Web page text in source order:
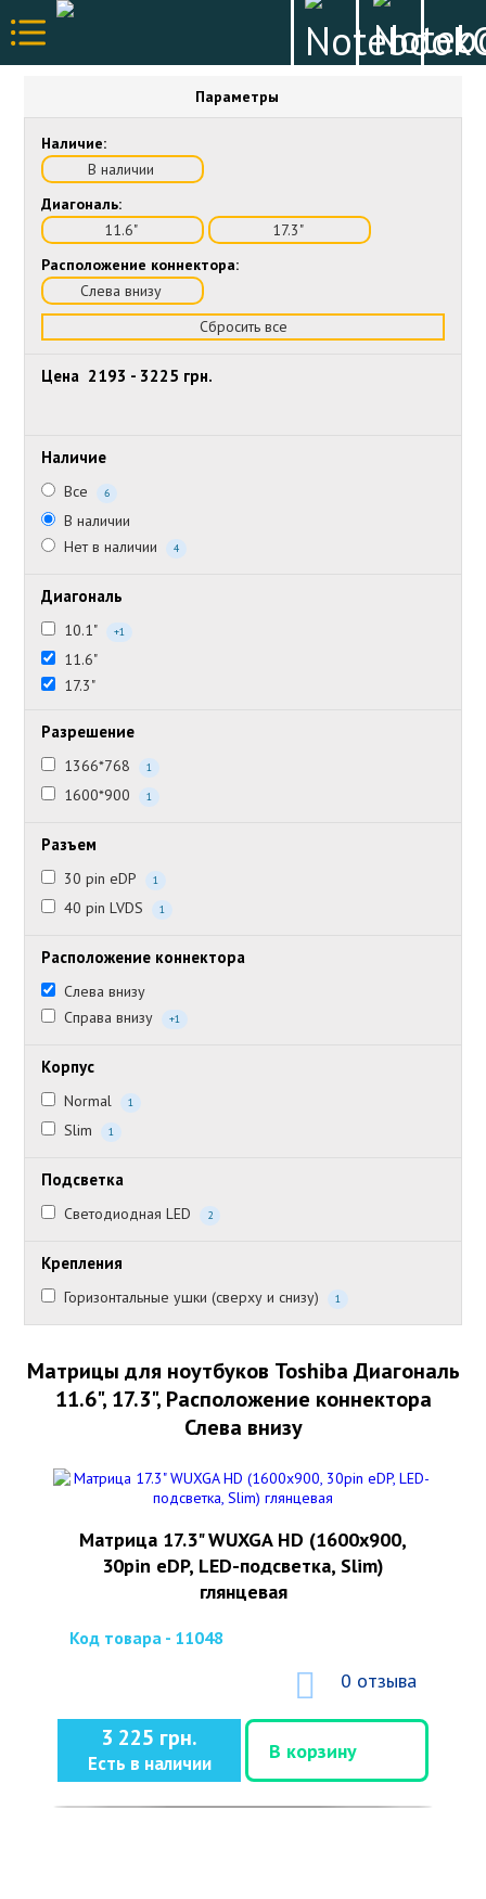
Параметры
Наличие:
В наличии
Диагональ:
11.6"
17.3"
Расположение коннектора:
Слева внизу
Сбросить все
Цена 2193 - 3225 грн.
Наличие
Все 6
В наличии
Нет в наличии
4
Диагональ
10.1" +1
11.6"
17.3"
Разрешение
1366*768 1
1600*900 1
Разъем
30 pin eDP 1
40 pin LVDS 1
Расположение коннектора
Слева внизу
Справа внизу
+1
Корпус
Normal 1
Slim 1
Подсветка
Светодиодная LED 2
Крепления
Горизонтальные ушки (сверху и снизу) 1
Матрицы для ноутбуков Toshiba Диагональ
11.6", 17.3", Расположение коннектора
Слева внизу
Матрица 17.3" WUXGA HD (1600x900,
30pin eDP, LED-подсветка, Slim)
глянцевая
Код товара - 11048
0 отзыва
3 225 грн.
Есть в наличии
В корзину